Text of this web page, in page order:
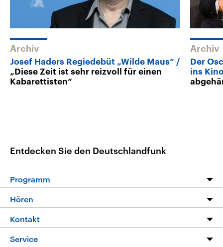
Archiv
Josef Haders Regiedebüt „Wilde Maus“
„Diese Zeit ist sehr reizvoll für einen
Kabarettisten“
Archiv
Der
ins
Entdecken Sie den Deutschlandfunk
Programm
Programm
Die Nachrichten
Nachrichtenleicht
Hören
Livestream
Kontakt
Hörerservice
Service